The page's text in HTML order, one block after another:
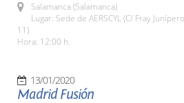
Salamanca (Salamanca)
Lugar: Sede de AERSCYL (C/ Fray
11)
Hora: 12:00 h.
13/01/2020
Madrid Fusión